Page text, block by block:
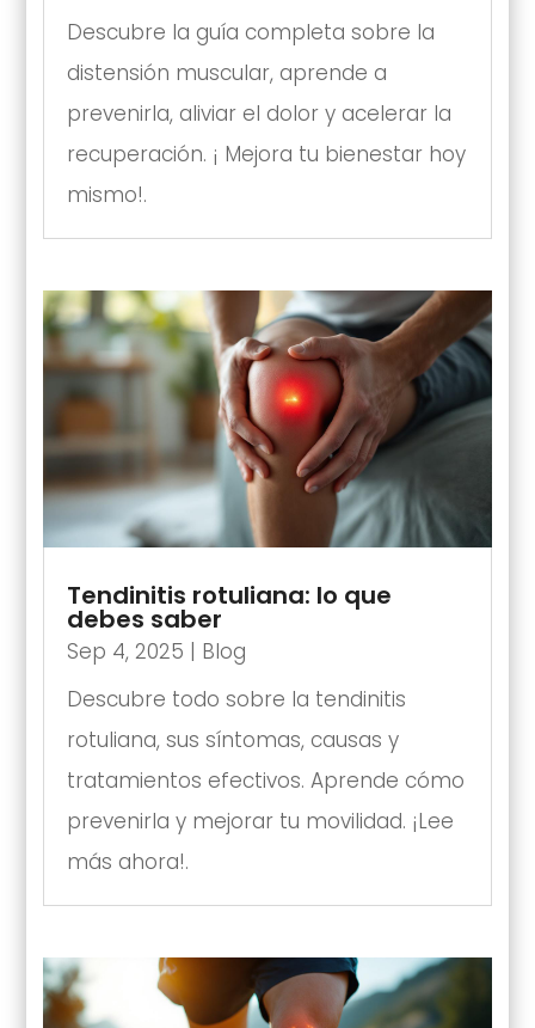
Descubre la guía completa sobre la
distensión muscular, aprende a
prevenirla, aliviar el dolor y acelerar la
recuperación. ¡ Mejora tu bienestar hoy
mismo!.
Tendinitis rotuliana: lo que
debes saber
Sep 4, 2025 | Blog
Descubre todo sobre la tendinitis
rotuliana, sus síntomas, causas y
tratamientos efectivos. Aprende cómo
prevenirla y mejorar tu movilidad. ¡Lee
más ahora!.